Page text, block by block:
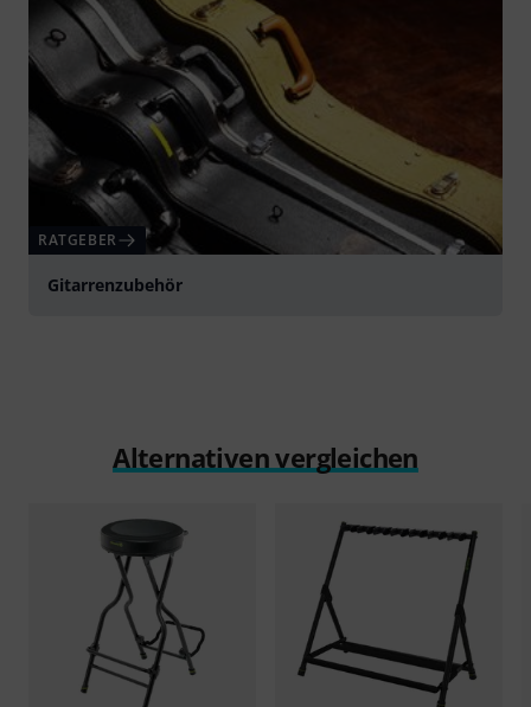
RATGEBER
Gitarrenzubehör
Alternativen vergleichen